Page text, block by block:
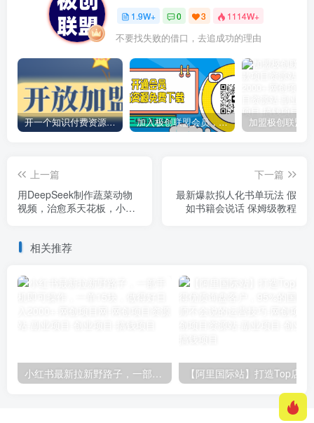
1.9W+ 0 3 1114W+
不要找失败的借口，去追成功的理由
开一个知识付费资源网站，小白也能日入1000+ 加入极创联盟会员，全站资源免费学习。
上一篇
用DeepSeek制作蔬菜动物
视频，治愈系天花板，小白
下一篇
最新爆款拟人化书单玩法 假
如书籍会说话 保姆级教程
相关推荐